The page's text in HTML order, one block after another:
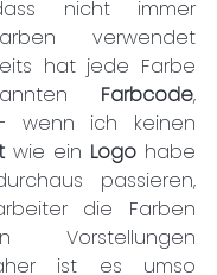
nicht immer
verwendet
hat jede Farbe
Farbcode,
wie ein Logo habe
passieren,
die Farben
Vorstellungen